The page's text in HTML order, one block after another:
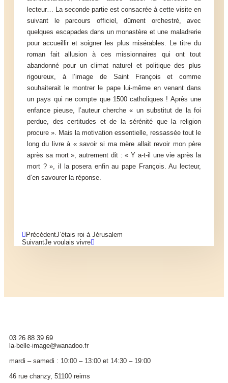
lecteur… La seconde partie est consacrée à cette visite en
suivant le parcours officiel, dûment orchestré, avec
quelques escapades dans un monastère et une maladrerie
pour accueillir et soigner les plus misérables. Le titre du
roman fait allusion à ces missionnaires qui ont tout
abandonné pour un climat naturel et politique des plus
rigoureux, à l’image de Saint François et comme
souhaiterait le montrer le pape lui-même en venant dans
un pays qui ne compte que 1500 catholiques ! Après une
enfance pieuse, l’auteur cherche « un substitut de la foi
perdue, des certitudes et de la sérénité que la religion
procure ». Mais la motivation essentielle, ressassée tout le
long du livre à « savoir si ma mère allait revoir mon père
après sa mort », autrement dit : « Y a-t-il une vie après la
mort ? », il la posera enfin au pape François. Au lecteur,
d’en savourer la réponse.
PrécédentJ’étais roi à Jérusalem
SuivantJe voulais vivre
03 26 88 39 69
la-belle-image@wanadoo.fr
mardi – samedi : 10:00 – 13:00 et 14:30 – 19:00
46 rue chanzy, 51100 reims